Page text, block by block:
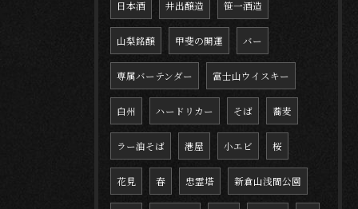
日本酒 井出醸造 笹一酒造
山梨銘醸 甲斐の開運 バー
専属バーテンダー 富士山ウイスキー
白州 ハードリカー そば 蕎麦
ラー油そば 港屋 小エビ 桜
花見 春 忠霊塔 新倉山浅間公園